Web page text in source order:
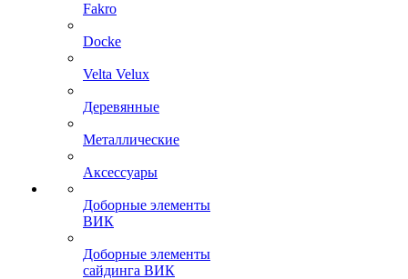
Fakro
Docke
Velta Velux
Деревянные
Металлические
Аксессуары
Доборные элементы
ВИК
Доборные элементы
сайдинга ВИК